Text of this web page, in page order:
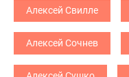
Алексей Свилле
Алексей Сочнев